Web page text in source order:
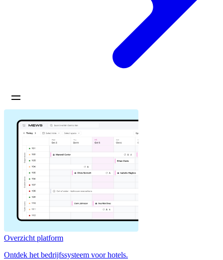
Overzicht platform
Ontdek het bedrijfssysteem voor hotels.